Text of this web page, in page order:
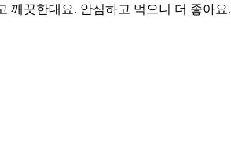
깨끗한대요. 안심하고 먹으니 더 좋아요.